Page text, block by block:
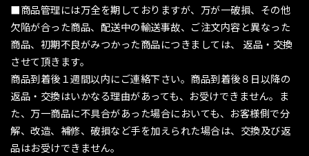
■商品管理には万全を期しておりますが、万が一破損、その他
欠陥が合った商品、配送中の輸送事故、ご注文内容と異なった
商品、初期不良がみつかった商品につきましては、 返品・交換
させて頂きます。
商品到着後１週間以内にご連絡下さい。商品到着後８日以降の
返品・交換はいかなる理由があっても、お受けできません。ま
た、万一商品に不具合があった場合においても、お客様側で分
解、改造、補修、破損など手を加えられた場合は、交換及び返
品はお受けできません。